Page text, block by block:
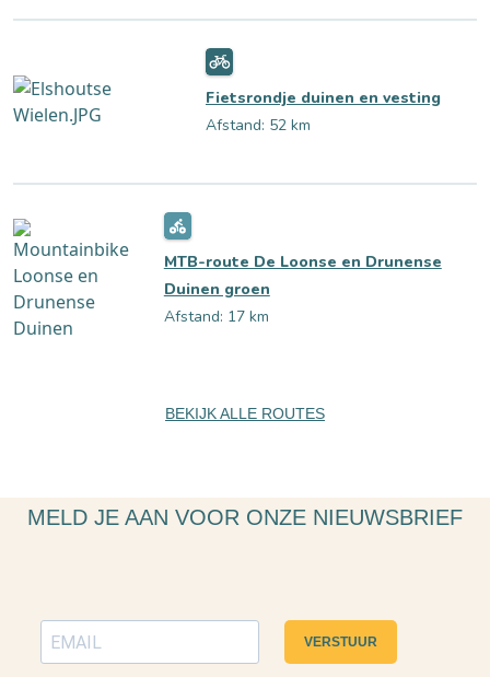
Fietsrondje duinen en vesting
Afstand: 52 km
MTB-route De Loonse en Drunense
Duinen groen
Afstand: 17 km
BEKIJK ALLE ROUTES
MELD JE AAN VOOR ONZE NIEUWSBRIEF
VERSTUUR